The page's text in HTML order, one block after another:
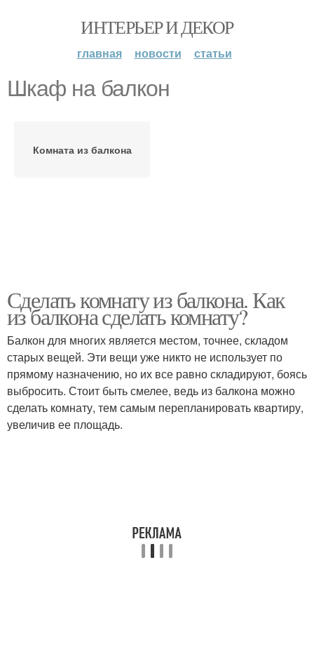
ИНТЕРЬЕР И ДЕКОР
главная новости статьи
Шкаф на балкон
Комната из балкона
Сделать комнату из балкона. Как
из балкона сделать комнату?
Балкон для многих является местом, точнее, складом
старых вещей. Эти вещи уже никто не использует по
прямому назначению, но их все равно складируют, боясь
выбросить. Стоит быть смелее, ведь из балкона можно
сделать комнату, тем самым перепланировать квартиру,
увеличив ее площадь.